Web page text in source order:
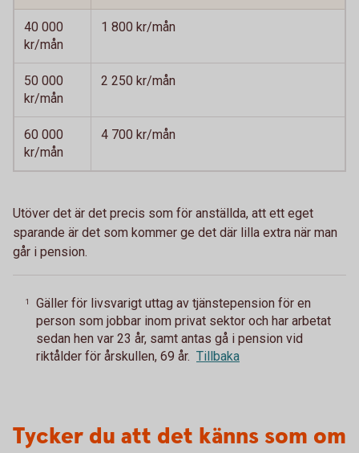
40 000
kr/mån
1 800 kr/mån
50 000
kr/mån
2 250 kr/mån
60 000
kr/mån
4 700 kr/mån
Utöver det är det precis som för anställda, att ett eget
sparande är det som kommer ge det där lilla extra när man
går i pension.
1
Gäller för livsvarigt uttag av tjänstepension för en
person som jobbar inom privat sektor och har arbetat
sedan hen var 23 år, samt antas gå i pension vid
riktålder för årskullen, 69 år. Tillbaka
Tycker du att det känns som om